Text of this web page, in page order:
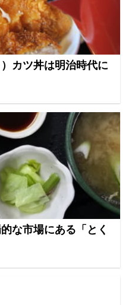
カツ丼は明治時代に
な市場にある「とく